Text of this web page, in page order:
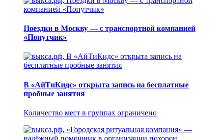
Поездки в Москву — с транспортной компанией
«Попутчик»
В «АйТиКидс» открыта запись на бесплатные
пробные занятия
Количество мест в группах ограничено